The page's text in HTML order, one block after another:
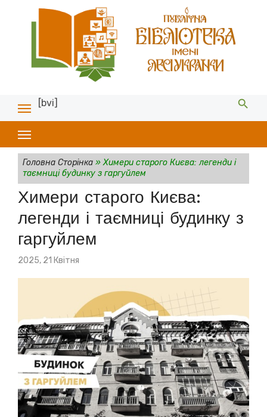
[bvi]
Головна Сторінка»Химери старого Києва: легенди і
таємниці будинку з гаргуйлем
Химери старого Києва:
легенди і таємниці будинку з
гаргуйлем
Posted
2025, 21 Квітня